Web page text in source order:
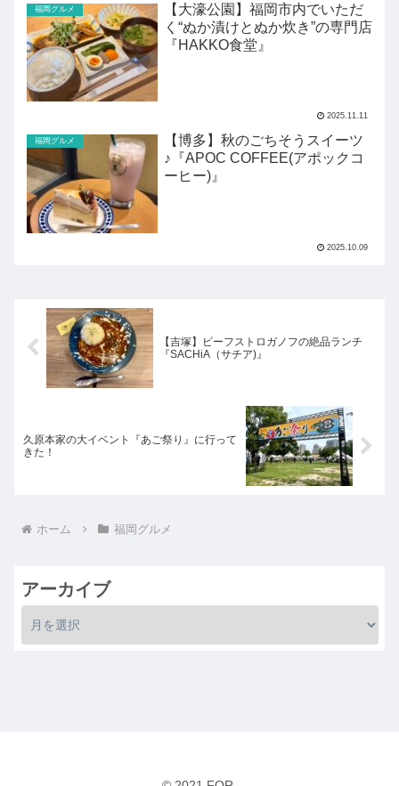
福岡グルメ
【大濠公園】福岡市内でいただ
く“ぬか漬けとぬか炊き”の専門店
『HAKKO食堂』
2025.11.11
福岡グルメ
【博多】秋のごちそうスイーツ
♪『APOC COFFEE(アポックコ
ーヒー)』
2025.10.09
【吉塚】ビーフストロガノフの絶品ランチ
『SACHiA（サチア)』
久原本家の大イベント『あご祭り』に行って
きた！
ホーム 福岡グルメ
アーカイブ